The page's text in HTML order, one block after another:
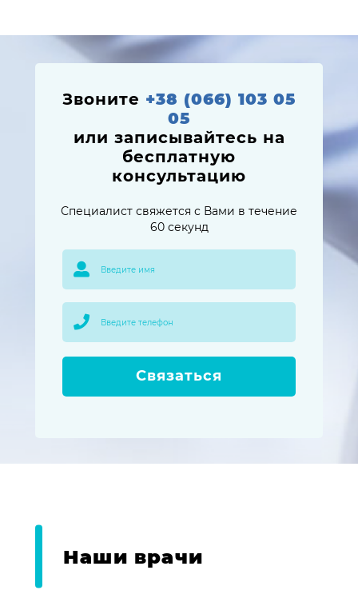
Звоните +38 (066) 103 05
05
или записывайтесь на
бесплатную
консультацию
Специалист свяжется с Вами в течение
60 секунд
Связаться
Наши врачи